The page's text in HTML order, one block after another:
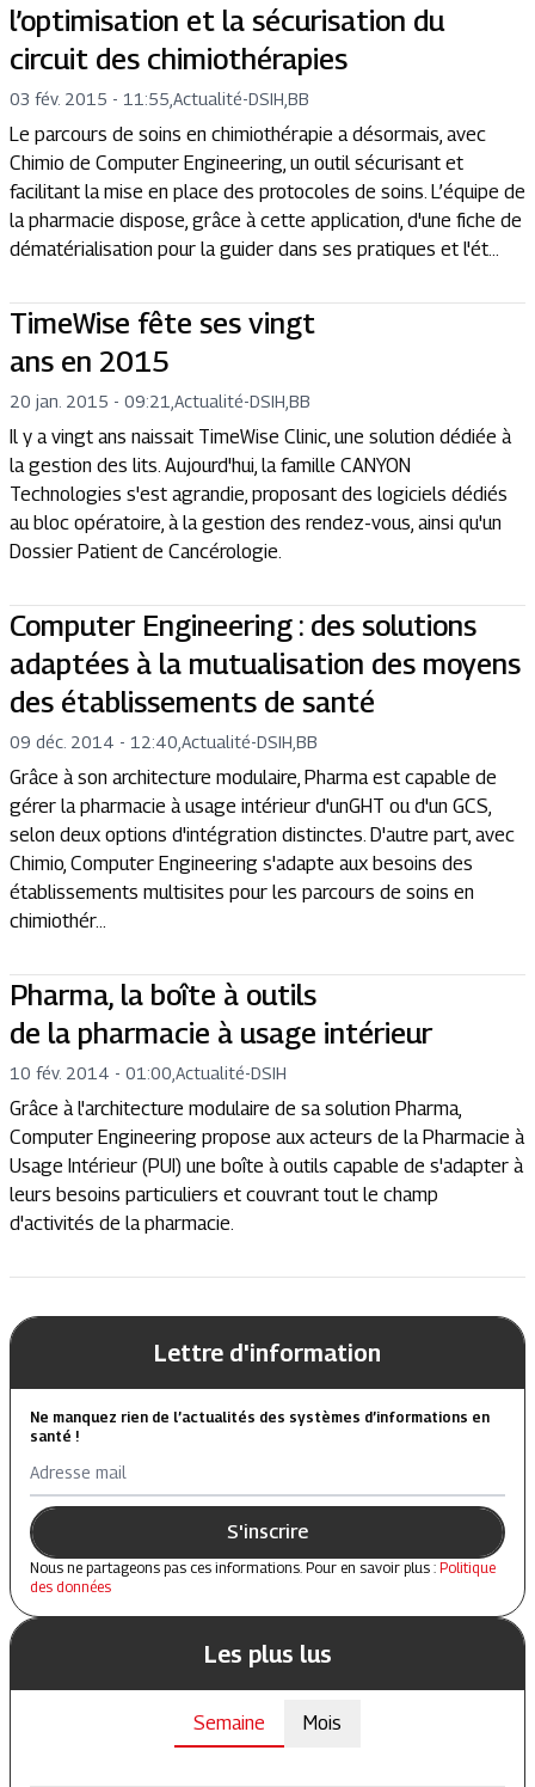
l’optimisation et la sécurisation du
circuit des chimiothérapies
03 fév. 2015 - 11:55 Actualité-DSIH,BB
Le parcours de soins en chimiothérapie a désormais, avec
Chimio de Computer Engineering, un outil sécurisant et
facilitant la mise en place des protocoles de soins. L’équipe de
la pharmacie dispose, grâce à cette application, d'une fiche de
dématérialisation pour la guider dans ses pratiques et l'ét...
TimeWise fête ses vingt
ans en 2015
20 jan. 2015 - 09:21 Actualité-DSIH,BB
Il y a vingt ans naissait TimeWise Clinic, une solution dédiée à
la gestion des lits. Aujourd'hui, la famille CANYON
Technologies s'est agrandie, proposant des logiciels dédiés
au bloc opératoire, à la gestion des rendez-vous, ainsi qu'un
Dossier Patient de Cancérologie.
Computer Engineering : des solutions
adaptées à la mutualisation des moyens
des établissements de santé
09 déc. 2014 - 12:40 Actualité-DSIH,BB
Grâce à son architecture modulaire, Pharma est capable de
gérer la pharmacie à usage intérieur d'unGHT ou d'un GCS,
selon deux options d'intégration distinctes. D'autre part, avec
Chimio, Computer Engineering s'adapte aux besoins des
établissements multisites pour les parcours de soins en
chimiothér...
Pharma, la boîte à outils
de la pharmacie à usage intérieur
10 fév. 2014 - 01:00 Actualité-DSIH
Grâce à l'architecture modulaire de sa solution Pharma,
Computer Engineering propose aux acteurs de la Pharmacie à
Usage Intérieur (PUI) une boîte à outils capable de s'adapter à
leurs besoins particuliers et couvrant tout le champ
d'activités de la pharmacie.
Lettre d'information
Ne manquez rien de l’actualités des systèmes d’informations en
santé !
Adresse mail
S'inscrire
Nous ne partageons pas ces informations. Pour en savoir plus : Politique
des données
Les plus lus
Semaine Mois